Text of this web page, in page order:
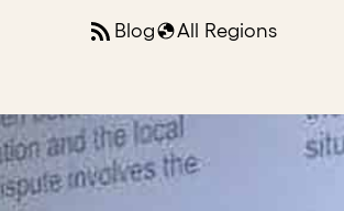
Blog All Regions